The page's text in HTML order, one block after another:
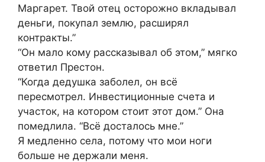
Маргарет. Твой отец осторожно вкладывал
деньги, покупал землю, расширял
контракты.”
“Он мало кому рассказывал об этом,” мягко
ответил Престон.
“Когда дедушка заболел, он всё
пересмотрел. Инвестиционные счета и
участок, на котором стоит этот дом.” Она
помедлила. “Всё досталось мне.”
Я медленно села, потому что мои ноги
больше не держали меня.